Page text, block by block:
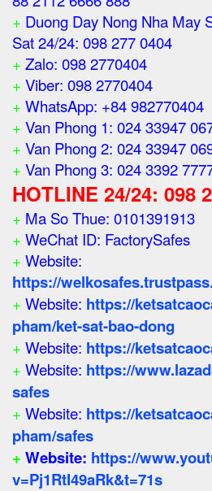
+ Duong Day Nong Nha May
Sat 24/24: 098 277 0404
+ Zalo: 098 2770404
+ Viber: 098 2770404
+ WhatsApp: +84 982770404
+ Van Phong 1: 024 33947
+ Van Phong 2: 024 33947
+ Van Phong 3: 024 3392
HOTLINE 24/24: 098
+ Ma So Thue: 0101391913
+ WeChat ID: FactorySafes
+ Website:
https://
+ Website: https://
pham/ket-sat-bao-dong
+ Website: https://
+ Website: https://
safes
+ Website: https://
pham/safes
+ Website: https://
v=Pj1RtI49aRk&t=71s